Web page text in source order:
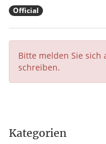
Official
Bitte melden Sie sich
schreiben.
Kategorien